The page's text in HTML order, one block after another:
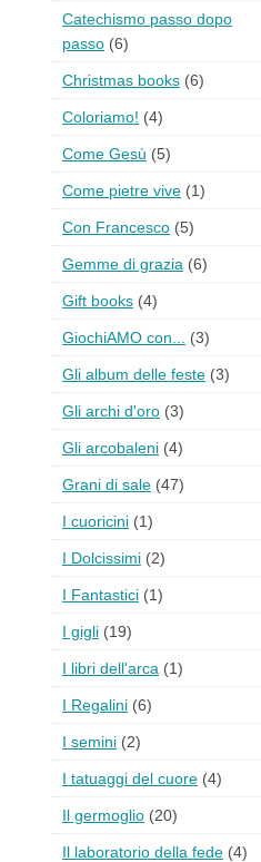
Catechismo passo dopo
passo (6)
Christmas books (6)
Coloriamo! (4)
Come Gesù (5)
Come pietre vive (1)
Con Francesco (5)
Gemme di grazia (6)
Gift books (4)
GiochiAMO con... (3)
Gli album delle feste (3)
Gli archi d'oro (3)
Gli arcobaleni (4)
Grani di sale (47)
I cuoricini (1)
I Dolcissimi (2)
I Fantastici (1)
I gigli (19)
I libri dell'arca (1)
I Regalini (6)
I semini (2)
I tatuaggi del cuore (4)
Il germoglio (20)
Il laboratorio della fede (4)